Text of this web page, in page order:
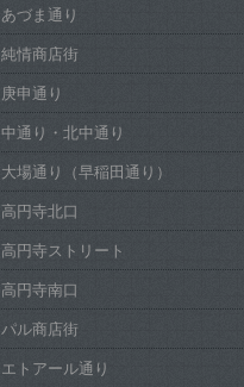
あづま通り
純情商店街
庚申通り
中通り・北中通り
大場通り（早稲田通り）
高円寺北口
高円寺ストリート
高円寺南口
パル商店街
エトアール通り